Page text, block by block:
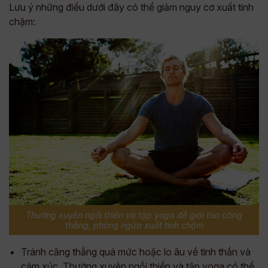
Lưu ý những điều dưới đây có thể giảm nguy cơ xuất tinh
chậm:
Thường xuyên ngồi thiền và tập yoga để giải tỏa căng
thẳng, phòng ngừa xuất tinh chậm
Tránh căng thẳng quá mức hoặc lo âu về tinh thần và